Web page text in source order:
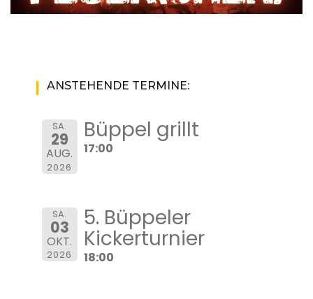
ANSTEHENDE TERMINE:
SA.
29
AUG.
2026
Büppel grillt
17:00
SA.
03
OKT.
2026
5. Büppeler
Kickerturnier
18:00